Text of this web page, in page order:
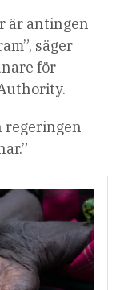
är antingen
säger
för
regeringen